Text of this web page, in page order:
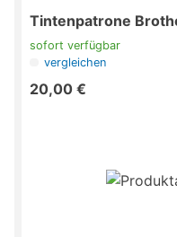
Tintenpatrone
sofort verfügbar
vergleichen
20,00 €